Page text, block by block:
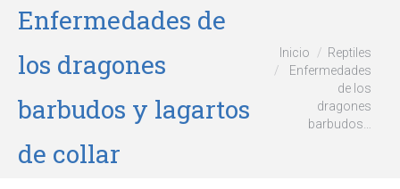
Enfermedades de
los dragones
barbudos y lagartos
de collar
Estás aquí:
Inicio
Reptiles
Enfermedades
de los
dragones
barbudos…